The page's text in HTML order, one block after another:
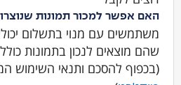
האם אפשר למכור תמונות שנוצרו
משתמשים עם מנוי בתשלום
שהם מוצאים לנכון בתמונות
(בכפוף להסכם ותנאי השימוש